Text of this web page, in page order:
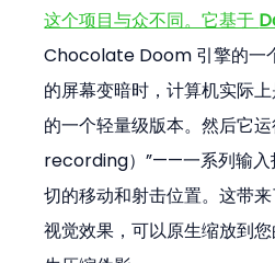
这个项目与众不同。它基于
Chocolate Doom 引擎的一
的屏幕变暗时，计算机实际
的一个轻量级版本。然后它
recording）”——一系列输入
切的移动和射击位置。这带
视觉效果，可以原生缩放到